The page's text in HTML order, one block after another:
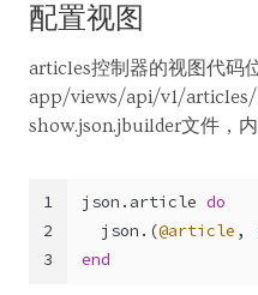
配置视图
articles控制器的视图代码
app/views/api/v1/articles/
show.json.jbuilder文件，内
1
2
3
json.article do
  json.(
@article ,
end